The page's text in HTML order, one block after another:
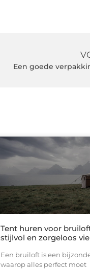
Een goede
Tent huren voor
stijlvol en zorgeloos
Een bruiloft is een
waarop alles perfect moet